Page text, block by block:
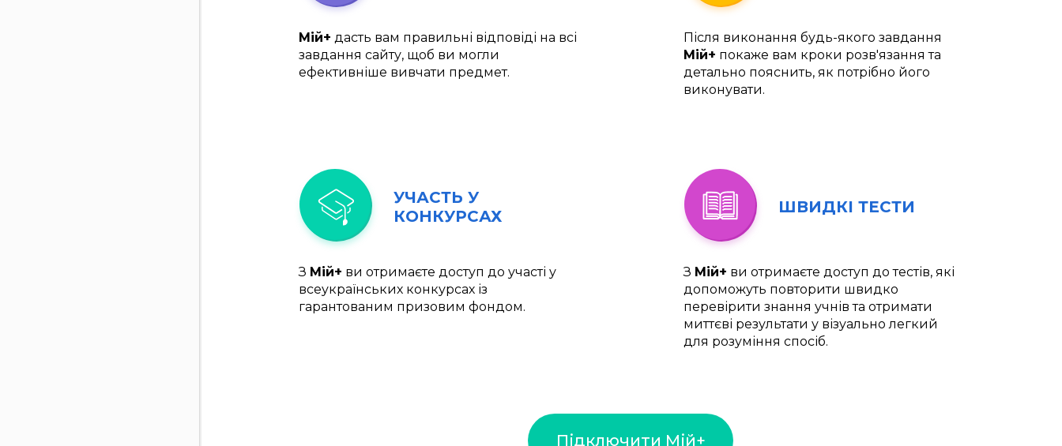
Мій+ дасть вам правильні відповіді на всі
завдання сайту, щоб ви могли
ефективніше вивчати предмет.
Після виконання будь-якого завдання
Мій+ покаже вам кроки розв'язання та
детально пояснить, як потрібно його
виконувати.
УЧАСТЬ У
КОНКУРСАХ
З Мій+ ви отримаєте доступ до участі у
всеукраїнських конкурсах із
гарантованим призовим фондом.
ШВИДКІ ТЕСТИ
З Мій+ ви отримаєте доступ до тестів, які
допоможуть повторити швидко
перевірити знання учнів та отримати
миттєві результати у візуально легкий
для розуміння спосіб.
Підключити Мій+